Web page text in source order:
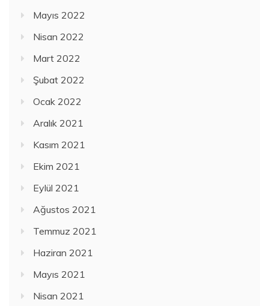
Mayıs 2022
Nisan 2022
Mart 2022
Şubat 2022
Ocak 2022
Aralık 2021
Kasım 2021
Ekim 2021
Eylül 2021
Ağustos 2021
Temmuz 2021
Haziran 2021
Mayıs 2021
Nisan 2021